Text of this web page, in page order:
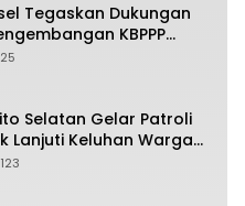
Tegaskan Dukungan
KBPPP
Selatan Gelar Patroli
Lanjuti Keluhan Warga
dan Remaja Nongkrong
123